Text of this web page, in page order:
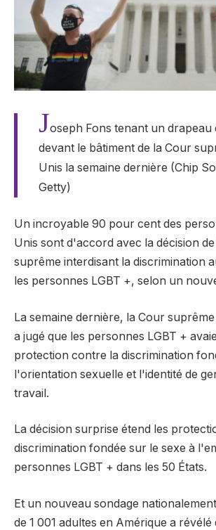
Joseph Fons tenant un drapeau
devant le bâtiment de la Cour
Unis la semaine dernière (Chip
Getty)
Un incroyable 90 pour cent des
Unis sont d'accord avec la décision
suprême interdisant la discrimination
les personnes LGBT +, selon un
La semaine dernière, la Cour
a jugé que les personnes LGBT +
protection contre la discrimination
l'orientation sexuelle et l'identité de
travail.
La décision surprise étend les
discrimination fondée sur le sexe à
personnes LGBT + dans les 50 États.
Et un nouveau sondage
de 1 001 adultes en Amérique a révélé